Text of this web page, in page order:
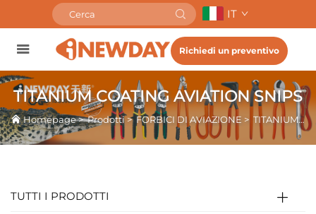
IT
Richiedi un preventivo
TITANIUM COATING AVIATION SNIPS
Homepage>Prodotti> FORBICI DI AVIAZIONE > TITANIUM COATING AVIATION SNIPS
TUTTI I PRODOTTI